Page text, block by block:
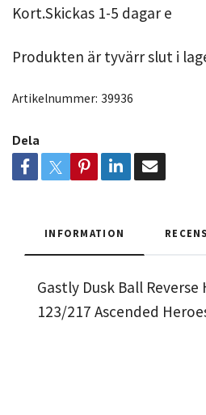
Kort.Skickas 1-5 dagar e
Produkten är tyvärr slut i
Artikelnummer: 39936
Dela
INFORMATION
Gastly Dusk Ball
123/217 Ascended